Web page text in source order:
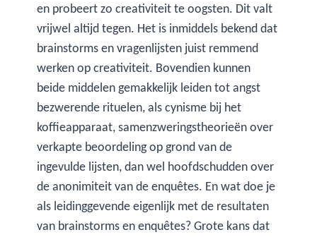
en probeert zo creativiteit te oogsten. Dit valt
vrijwel altijd tegen. Het is inmiddels bekend dat
brainstorms en vragenlijsten juist remmend
werken op creativiteit. Bovendien kunnen
beide middelen gemakkelijk leiden tot angst
bezwerende rituelen, als cynisme bij het
koffieapparaat, samenzweringstheorieën over
verkapte beoordeling op grond van de
ingevulde lijsten, dan wel hoofdschudden over
de anonimiteit van de enquêtes. En wat doe je
als leidinggevende eigenlijk met de resultaten
van brainstorms en enquêtes? Grote kans dat